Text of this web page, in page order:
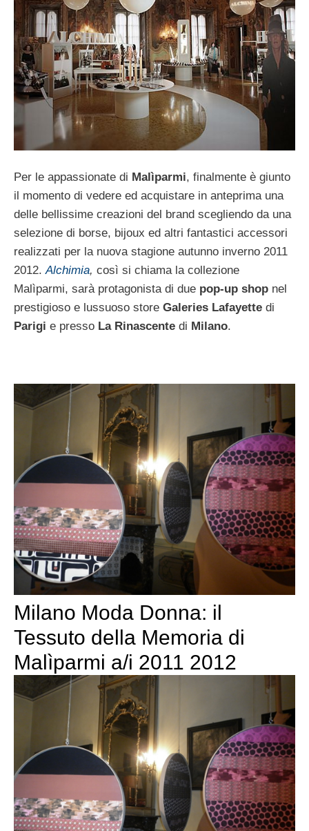
Per le appassionate di Malìparmi, finalmente è giunto
il momento di vedere ed acquistare in anteprima una
delle bellissime creazioni del brand scegliendo da una
selezione di borse, bijoux ed altri fantastici accessori
realizzati per la nuova stagione autunno inverno 2011
2012.Alchimia, così si chiama la collezione
Malìparmi, sarà protagonista di due pop-up shop nel
prestigioso e lussuoso store Galeries Lafayette di
Parigi e presso La Rinascente di Milano.
Milano Moda Donna: il
Tessuto della Memoria di
Malìparmi a/i 2011 2012